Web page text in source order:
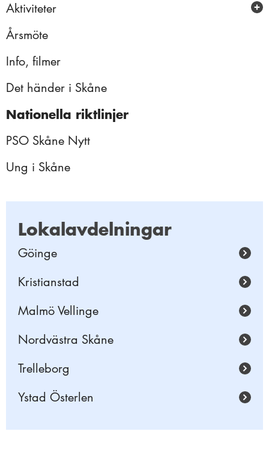
Aktiviteter
Reportage
Seniormässa i Malmö
Årsmöte 2023
Styrelseträff
Uppstart Almedalen
Årsmöte 2019
Må Bra 2019
Årsmöte
Info, filmer
Det händer i Skåne
Nationella riktlinjer
PSO Skåne Nytt
Ung i Skåne
Lokalavdelningar
Göinge
Kristianstad
Malmö Vellinge
Nordvästra Skåne
Trelleborg
Ystad Österlen